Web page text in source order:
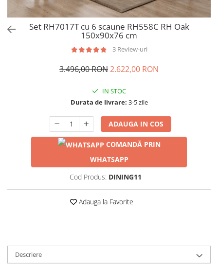
Set RH7017T cu 6 scaune RH558C RH Oak
150x90x76 cm
3 Review-uri
3.496,00 RON2.622,00 RON
IN STOC
Durata de livrare: 3-5 zile
ADAUGA IN COS
COMANDĂ PRIN
WHATSAPP
Cod Produs: DINING11
Adauga la Favorite
Descriere